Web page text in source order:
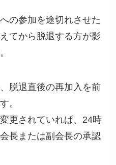
の参加を途切れさせた
てから脱退する方が影
脱退直後の再加入を前
。
更されていれば、24時
長または副会長の承認